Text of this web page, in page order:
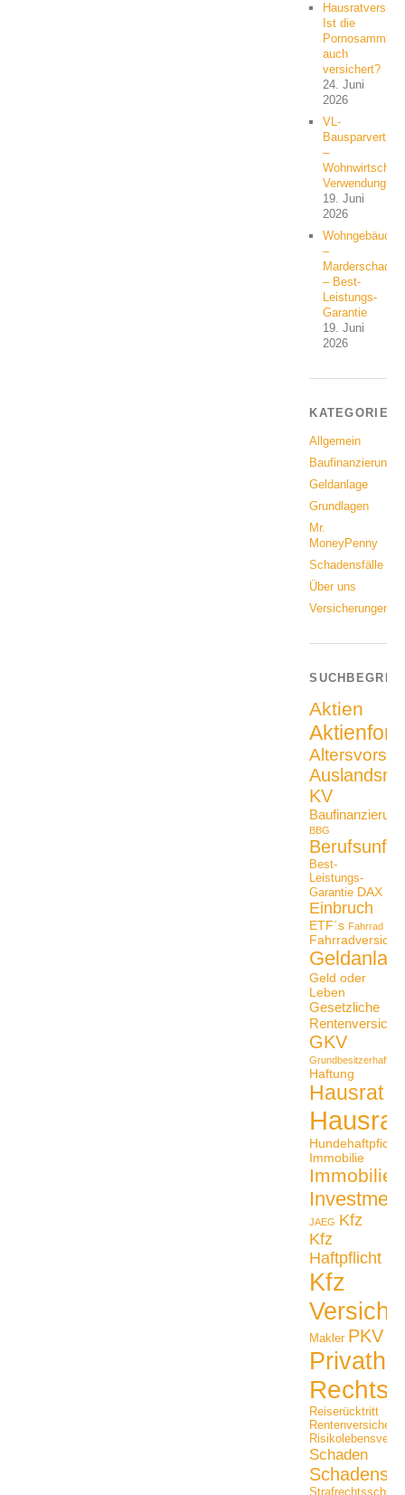
Ist die
auch
versichert?
24. Juni
2026
VL-
Bausparvertrag
–
Verwendung?
19. Juni
2026
Wohngebäude
–
Marderschaden
– Best-
Leistungs-
Garantie
19. Juni
2026
KATEGORIEN
Allgemein
Baufinanzierung
Geldanlage
Grundlagen
Mr.
MoneyPenny
Schadensfälle
Über uns
Versicherungen
Aktien
KV
Baufinanzierung
BBG
Best-
Leistungs-
Garantie DAX
Einbruch
ETF´s Fahrrad
Geld oder
Leben
Gesetzliche
GKV
Haftung
Hausrat
Hundehaftpficht
Immobilie
JAEG Kfz
Kfz
Haftpflicht
Kfz
Makler PKV
Reiserücktritt
Schaden
Strafrechtsschutz